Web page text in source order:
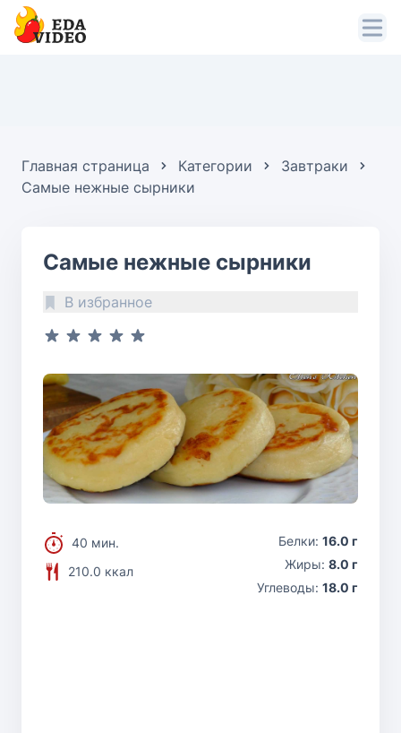
Главная страница Категории
Завтраки
Самые нежные сырники
Самые нежные сырники
В избранное
40 мин.
210.0 ккал
Белки: 16.0 г
Жиры: 8.0 г
Углеводы: 18.0 г